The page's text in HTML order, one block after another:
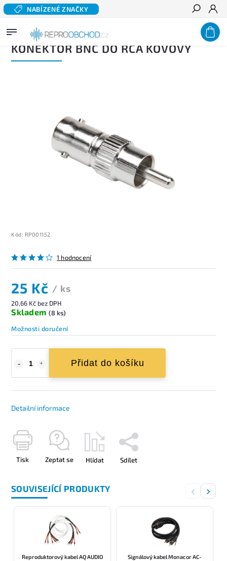
NABÍZENÉ ZNAČKY
Hledat
Domů/ Příslušenství/Konektory a terminály Konektor BNC do RCA kovový
KONEKTOR BNC DO RCA KOVOVÝ
Kód: RP001152
1 hodnocení
25 Kč / ks
20,66 Kč bez DPH
Skladem (8 ks)
Možnosti doručení
Přidat do košíku
Detailní informace
Tisk Zeptat se Hlídat Sdílet
SOUVISEJÍCÍ PRODUKTY ‹ ›
Reproduktorový kabel AQ AUDIO
Signálový kabel Monacor AC-